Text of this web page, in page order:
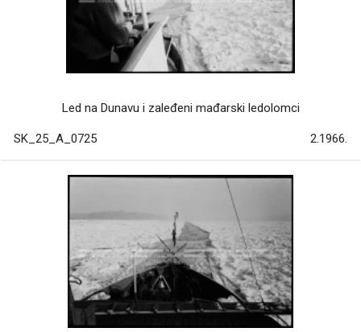
Led na Dunavu i zaleđeni mađarski ledolomci
SK_25_A_0725 2.1966.